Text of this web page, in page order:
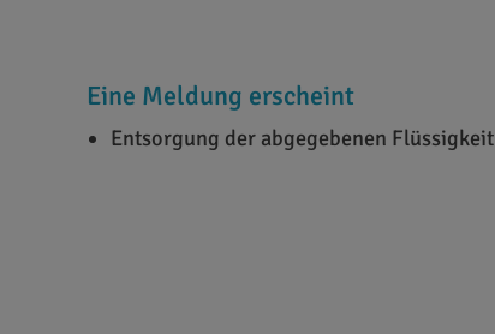
Eine Meldung erscheint
Entsorgung der abgegebenen Flüssigkeit